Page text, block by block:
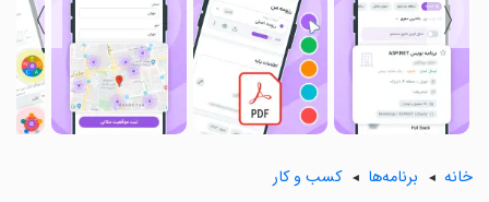
〈
〉
خانه برنامه‌ها کسب و کار